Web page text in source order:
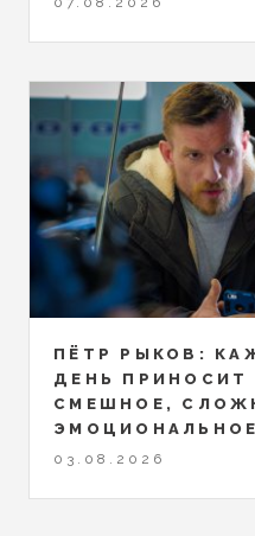
ПЁТР РЫКОВ:
ДЕНЬ
СМЕШНОЕ,
ЭМОЦИОНАЛЬНОЕ
03.08.2026